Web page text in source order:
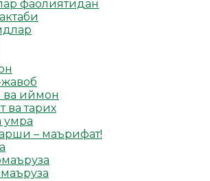
фаолиятидан
ва иймон
ва тарих
умра
– маърифат!